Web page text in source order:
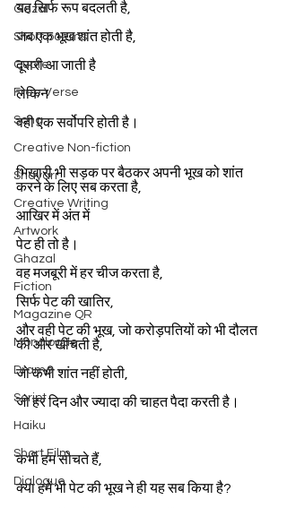
Gazal
Short poems
Quote
Free Verse
Song
Creative Non-fiction
Shayari
Creative Writing
Artwork
Ghazal
Fiction
Magazine QR
Monologue
Drama
Script
Haiku
Short Film
Dialogue
यह सिर्फ रूप बदलती है,
जब एक भूख शांत होती है,
दूसरी आ जाती है
लेकिन
वही एक सर्वोपरि होती है।
भिखारी भी सड़क पर बैठकर अपनी भूख को शांत
करने के लिए सब करता है,
आखिर में अंत में
पेट ही तो है।
वह मजबूरी में हर चीज करता है,
सिर्फ पेट की खातिर,
और वही पेट की भूख, जो करोड़पतियों को भी दौलत
की और खींचती है,
जो कभी शांत नहीं होती,
जो हर दिन और ज्यादा की चाहत पैदा करती है।
कभी हम सोचते हैं,
क्या हमें भी पेट की भूख ने ही यह सब किया है?